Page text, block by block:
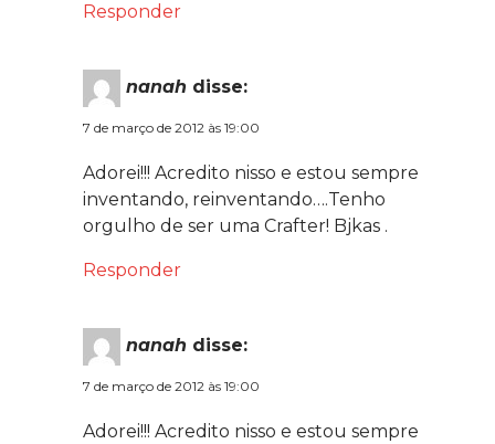
Responder
nanah disse:
7 de março de 2012 às 19:00
Adorei!!! Acredito nisso e estou sempre
inventando, reinventando….Tenho
orgulho de ser uma Crafter! Bjkas .
Responder
nanah disse:
7 de março de 2012 às 19:00
Adorei!!! Acredito nisso e estou sempre